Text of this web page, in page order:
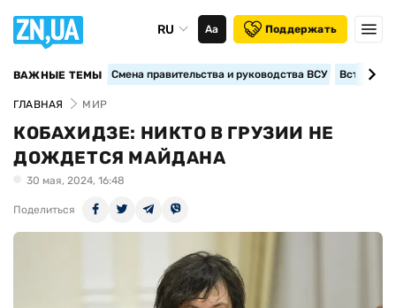
RU Аа Поддержать
ВАЖНЫЕ ТЕМЫ Смена правительства и руководства ВСУ
ГЛАВНАЯ МИР
КОБАХИДЗЕ: НИКТО В ГРУЗИИ НЕ
ДОЖДЕТСЯ МАЙДАНА
30 мая, 2024, 16:48
Поделиться